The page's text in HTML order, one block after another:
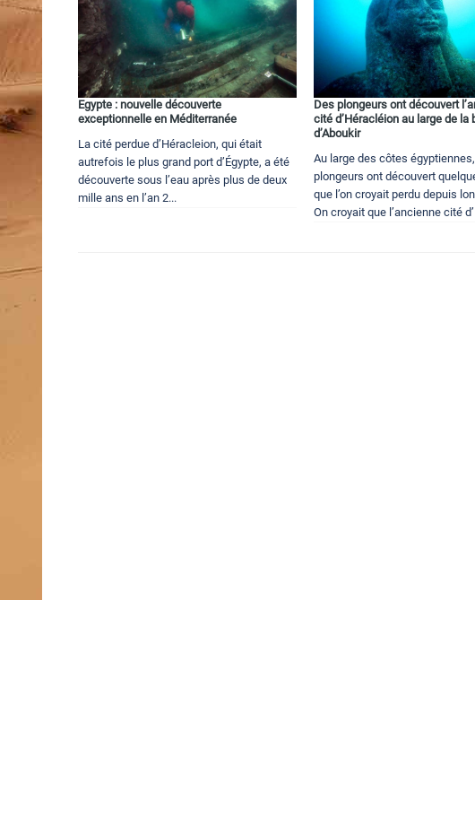
Egypte : nouvelle découverte
exceptionnelle en Méditerranée
La cité perdue d’Héracleion, qui était
autrefois le plus grand port d’Égypte, a été
découverte sous l’eau après plus de deux
mille ans en l’an 2...
Des plongeurs ont découvert
cité d’Héracléion au large de la
d’Aboukir
Au large des côtes
plongeurs ont découvert
que l’on croyait perdu depuis
On croyait que l’ancienne cité d’